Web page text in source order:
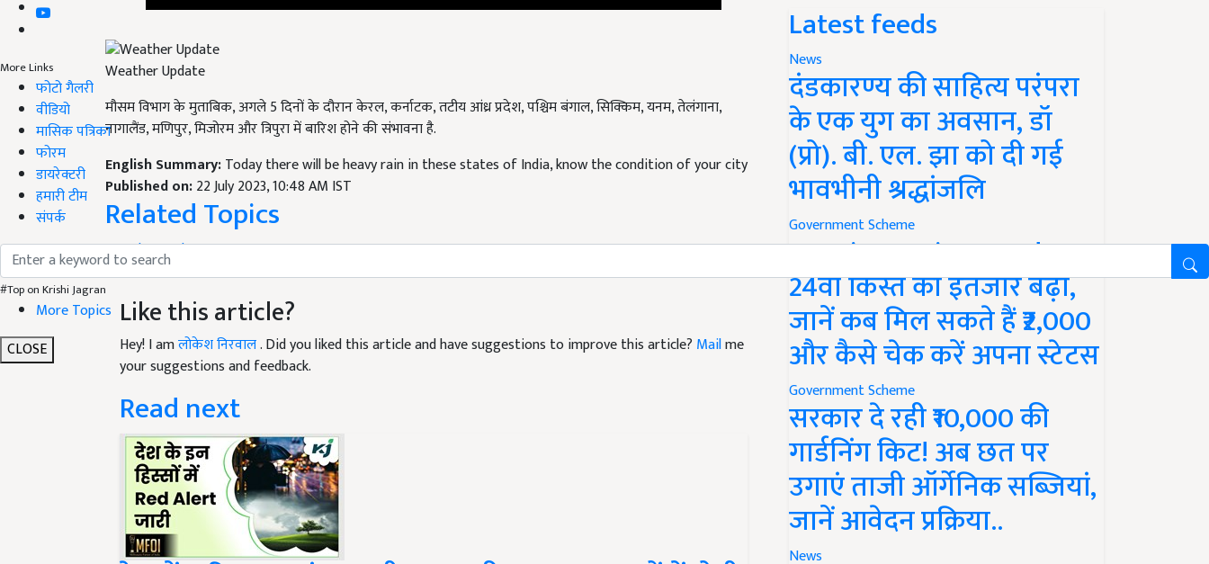
More Links
फोटो गैलरी
वीडियो
मासिक पत्रिका
फोरम
डायरेक्टरी
हमारी टीम
संपर्क
#Top on Krishi Jagran
More Topics
CLOSE
Weather Update
मौसम विभाग के मुताबिक, अगले 5 दिनों के दौरान केरल, कर्नाटक, तटीय आंध्र प्रदेश, पश्चिम बंगाल, सिक्किम, यनम, तेलंगाना,
नागालैंड, मणिपुर, मिजोरम और त्रिपुरा में बारिश होने की संभावना है.
English Summary:Today there will be heavy rain in these states of India, know the condition of your city
Published on:22 July 2023, 10:48 AM IST
Related Topics
Weather Update
IMDRainWeather Aleart
Like this article?
Hey! I amलोकेश निरवाल. Did you liked this article and have suggestions to improve this article? Mailme
your suggestions and feedback.
Read next
Latest feeds
News
दंडकारण्य की साहित्य परंपरा
के एक युग का अवसान, डॉ
(प्रो). बी. एल. झा को दी गई
भावभीनी श्रद्धांजलि
Government Scheme
PM Kisan Yojana Update:
24वीं किस्त का इंतजार बढ़ा,
जानें कब मिल सकते हैं ₹2,000
और कैसे चेक करें अपना स्टेटस
Government Scheme
सरकार दे रही ₹10,000 की
गार्डनिंग किट! अब छत पर
उगाएं ताजी ऑर्गेनिक सब्जियां,
जानें आवेदन प्रक्रिया..
News